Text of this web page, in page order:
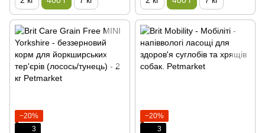
−20%
3
−20%
3